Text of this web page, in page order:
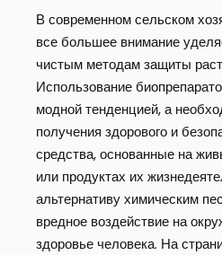
В современном сельском
все большее внимание
чистым методам защиты
Использование
модной тенденцией, а
получения здорового и
средства, основанные на
или продуктах их
альтернативу химическим
вредное воздействие на
здоровье человека. На